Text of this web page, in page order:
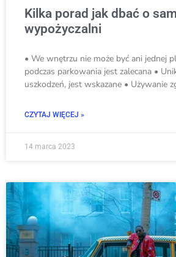
Kilka porad jak dbać o
wypożyczalni
• We wnętrzu nie może być ani jednej
podczas parkowania jest zalecana •
uszkodzeń, jest wskazane • Używanie
CZYTAJ WIĘCEJ »
14 marca 2023